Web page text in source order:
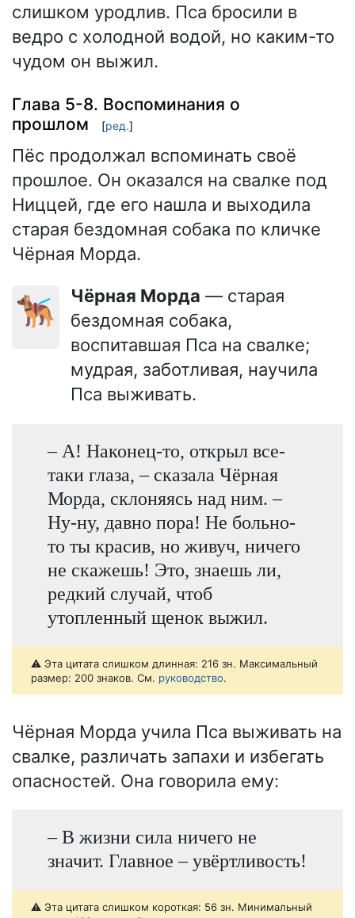
слишком уродлив. Пса бросили в
ведро с холодной водой, но каким-то
чудом он выжил.
Глава 5-8. Воспоминания о
прошлом
[ред.]
Пёс продолжал вспоминать своё
прошлое. Он оказался на свалке под
Ниццей, где его нашла и выходила
старая бездомная собака по кличке
Чёрная Морда.
🐕‍🦺 Чёрная Морда — старая
бездомная собака,
воспитавшая Пса на свалке;
мудрая, заботливая, научила
Пса выживать.
– А! Наконец-то, открыл все-
таки глаза, – сказала Чёрная
Морда, склоняясь над ним. –
Ну-ну, давно пора! Не больно-
то ты красив, но живуч, ничего
не скажешь! Это, знаешь ли,
редкий случай, чтоб
утопленный щенок выжил.
⚠️ Эта цитата слишком длинная: 216 зн. Максимальный
размер: 200 знаков. См. руководство.
Чёрная Морда учила Пса выживать на
свалке, различать запахи и избегать
опасностей. Она говорила ему:
– В жизни сила ничего не
значит. Главное – увёртливость!
⚠️ Эта цитата слишком короткая: 56 зн. Минимальный